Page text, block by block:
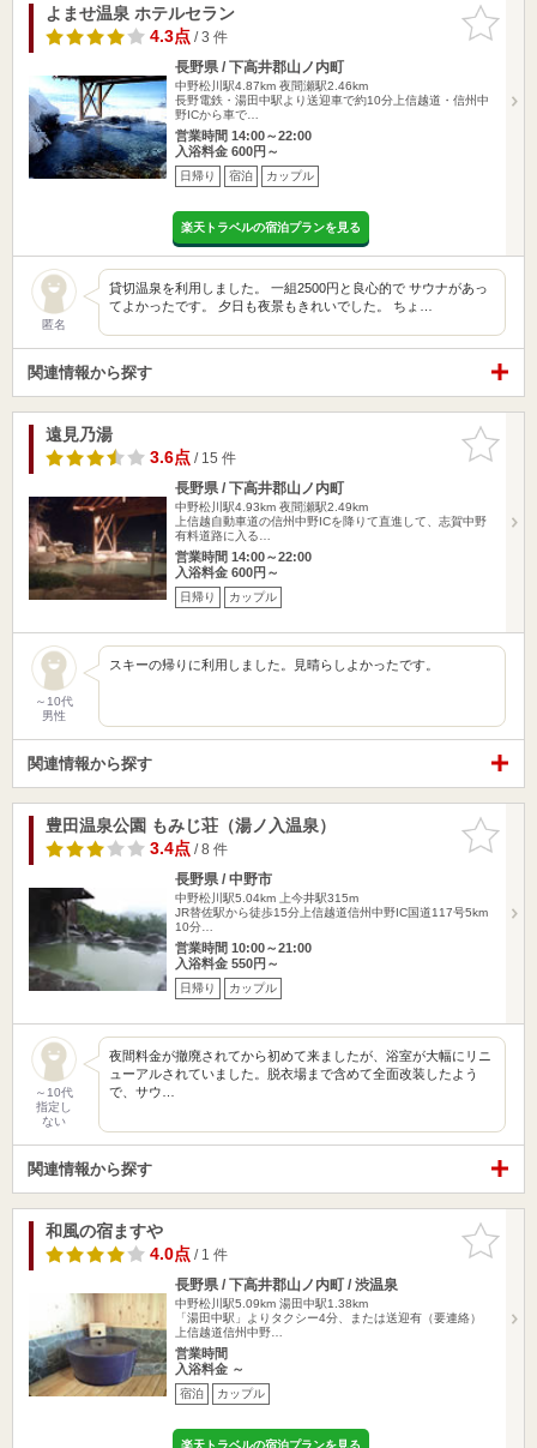
お気に入
りに追加
よませ温泉 ホテルセラン
4.3点/ 3 件
長野県 / 下高井郡山ノ内町
中野松川駅4.87km 夜間瀬駅2.46km
長野電鉄・湯田中駅より送迎車で約10分上信越道・信州中
野ICから車で…
営業時間 14:00～22:00
入浴料金 600円～
日帰り 宿泊 カップル
楽天トラベルの宿泊プランを見る
匿名
貸切温泉を利用しました。 一組2500円と良心的で サウナがあっ
てよかったです。 夕日も夜景もきれいでした。 ちょ…
関連情報から探す
お気に入
りに追加
遠見乃湯
3.6点/ 15 件
長野県 / 下高井郡山ノ内町
中野松川駅4.93km 夜間瀬駅2.49km
上信越自動車道の信州中野ICを降りて直進して、志賀中野
有料道路に入る…
営業時間 14:00～22:00
入浴料金 600円～
日帰り カップル
～10代
男性
スキーの帰りに利用しました。見晴らしよかったです。
関連情報から探す
お気に入
りに追加
豊田温泉公園 もみじ荘（湯ノ入温泉）
3.4点/ 8 件
長野県 / 中野市
中野松川駅5.04km
上今井駅315m
JR替佐駅から徒歩15分上信越道信州中野IC国道117号5km
10分…
営業時間 10:00～21:00
入浴料金 550円～
日帰り カップル
～10代
指定し
ない
夜間料金が撤廃されてから初めて来ましたが、浴室が大幅にリニ
ューアルされていました。脱衣場まで含めて全面改装したよう
で、サウ…
関連情報から探す
お気に入
りに追加
和風の宿ますや
4.0点/ 1 件
長野県 / 下高井郡山ノ内町 / 渋温泉
中野松川駅5.09km 湯田中駅1.38km
「湯田中駅」よりタクシー4分、または送迎有（要連絡）
上信越道信州中野…
営業時間
入浴料金 ～
宿泊 カップル
楽天トラベルの宿泊プランを見る